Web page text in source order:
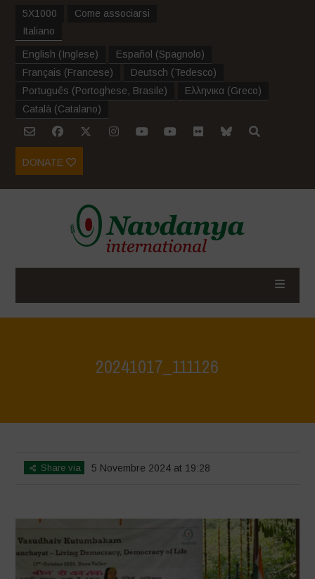
5X1000
Come associarsi
Italiano
English (Inglese) Español (Spagnolo)
Français (Francese) Deutsch (Tedesco)
Português (Portoghese, Brasile) Ελληνικα (Greco)
Català (Catalano)
DONATE
20241017_111126
Share via 5 Novembre 2024 at 19:28